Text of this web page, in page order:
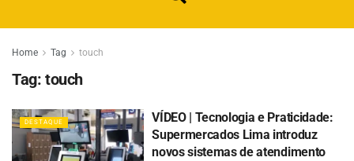
Home Tag touch
Tag: touch
DESTAQUE
VÍDEO | Tecnologia e Praticidade:
Supermercados Lima introduz
novos sistemas de atendimento